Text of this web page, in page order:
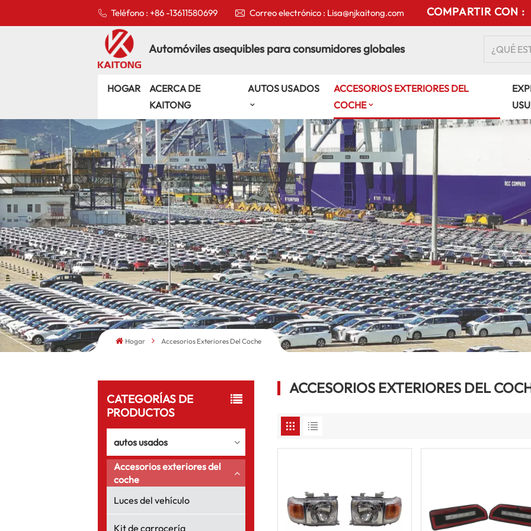
Teléfono : +86 -13611580699 Correo electrónico : Lisa@njkaitong.com COMPARTIR CON :
Automóviles asequibles para consumidores globales
HOGAR
ACERCA DE
KAITONG
AUTOS USADOS
ACCESORIOS EXTERIORES DEL
COCHE
Hogar Accesorios Exteriores Del Coche
CATEGORÍAS DE
PRODUCTOS
autos usados
Accesorios exteriores del
coche
Luces del vehículo
Kit de carrocería
ACCESORIOS EXTERIORES DEL